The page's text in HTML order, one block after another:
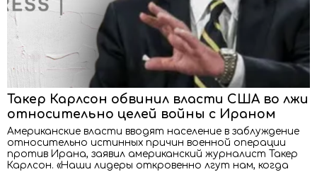
Такер Карлсон обвинил власти США во лжи
относительно целей войны с Ираном
Американские власти вводят население в заблуждение
относительно истинных причин военной операции
против Ирана, заявил американский журналист Такер
Карлсон. «Наши лидеры откровенно лгут нам, когда